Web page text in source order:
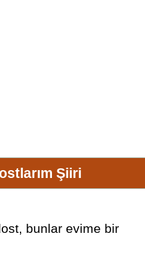
Şiiri
bunlar evime bir